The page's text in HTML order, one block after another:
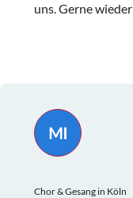
uns. Gerne wieder
MI
Chor & Gesang in Köln